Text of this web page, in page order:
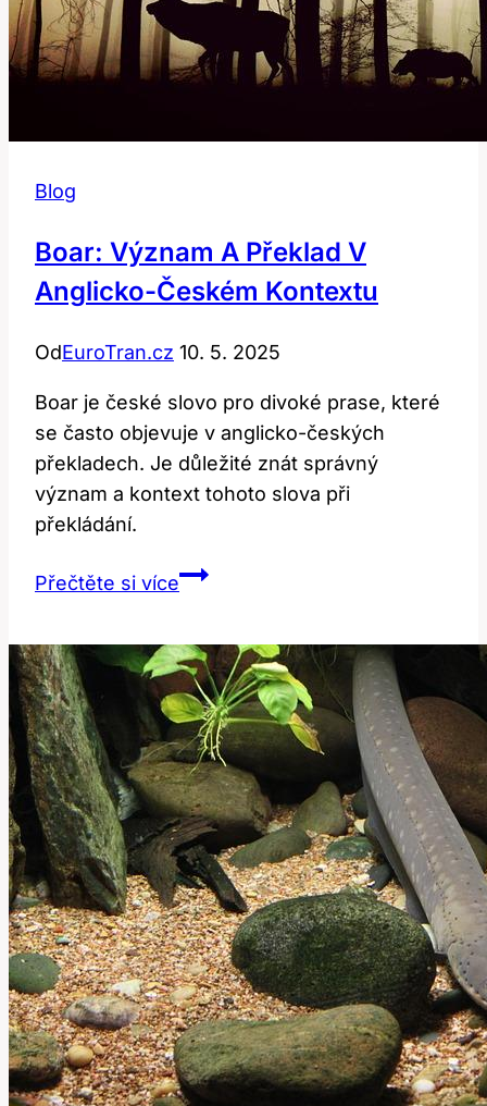
Blog
Boar: Význam A Překlad V
Anglicko-Českém Kontextu
OdEuroTran.cz 10. 5. 2025
Boar je české slovo pro divoké prase, které
se často objevuje v anglicko-českých
překladech. Je důležité znát správný
význam a kontext tohoto slova při
překládání.
Přečtěte si víceBoar:
Překlad
v
Anglicko-
Českém
Kontextu